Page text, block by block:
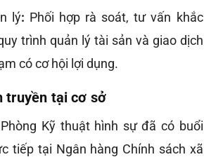
lý: Phối hợp rà soát, tư vấn khắc
trình quản lý tài sản và giao dịch
có cơ hội lợi dụng.
truyền tại cơ sở
Kỹ thuật hình sự đã có buổi
tiếp tại Ngân hàng Chính sách xã